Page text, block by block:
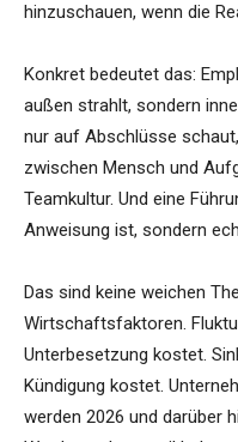
hinzuschauen, wenn die
Konkret bedeutet das:
außen strahlt, sondern
nur auf Abschlüsse
zwischen Mensch und
Teamkultur. Und eine
Anweisung ist, sondern
Das sind keine weichen
Wirtschaftsfaktoren.
Unterbesetzung kostet.
Kündigung kostet.
werden 2026 und darüber